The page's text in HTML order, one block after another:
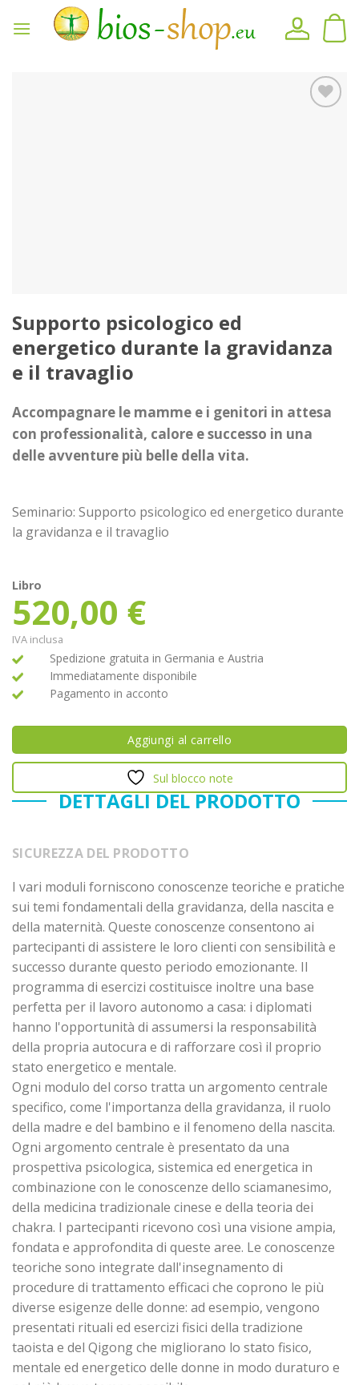
Supporto psicologico ed
energetico durante la gravidanza
e il travaglio
Accompagnare le mamme e i genitori in attesa
con professionalità, calore e successo in una
delle avventure più belle della vita.
Seminario: Supporto psicologico ed energetico durante
la gravidanza e il travaglio
Libro
520,00 €
IVA inclusa
Spedizione gratuita in Germania e Austria
Immediatamente disponibile
Pagamento in acconto
Aggiungi al carrello
Sul blocco note
DETTAGLI DEL PRODOTTO
SICUREZZA DEL PRODOTTO
I vari moduli forniscono conoscenze teoriche e pratiche
sui temi fondamentali della gravidanza, della nascita e
della maternità. Queste conoscenze consentono ai
partecipanti di assistere le loro clienti con sensibilità e
successo durante questo periodo emozionante. Il
programma di esercizi costituisce inoltre una base
perfetta per il lavoro autonomo a casa: i diplomati
hanno l'opportunità di assumersi la responsabilità
della propria autocura e di rafforzare così il proprio
stato energetico e mentale.
Ogni modulo del corso tratta un argomento centrale
specifico, come l'importanza della gravidanza, il ruolo
della madre e del bambino e il fenomeno della nascita.
Ogni argomento centrale è presentato da una
prospettiva psicologica, sistemica ed energetica in
combinazione con le conoscenze dello sciamanesimo,
della medicina tradizionale cinese e della teoria dei
chakra. I partecipanti ricevono così una visione ampia,
fondata e approfondita di queste aree. Le conoscenze
teoriche sono integrate dall'insegnamento di
procedure di trattamento efficaci che coprono le più
diverse esigenze delle donne: ad esempio, vengono
presentati rituali ed esercizi fisici della tradizione
taoista e del Qigong che migliorano lo stato fisico,
mentale ed energetico delle donne in modo duraturo e